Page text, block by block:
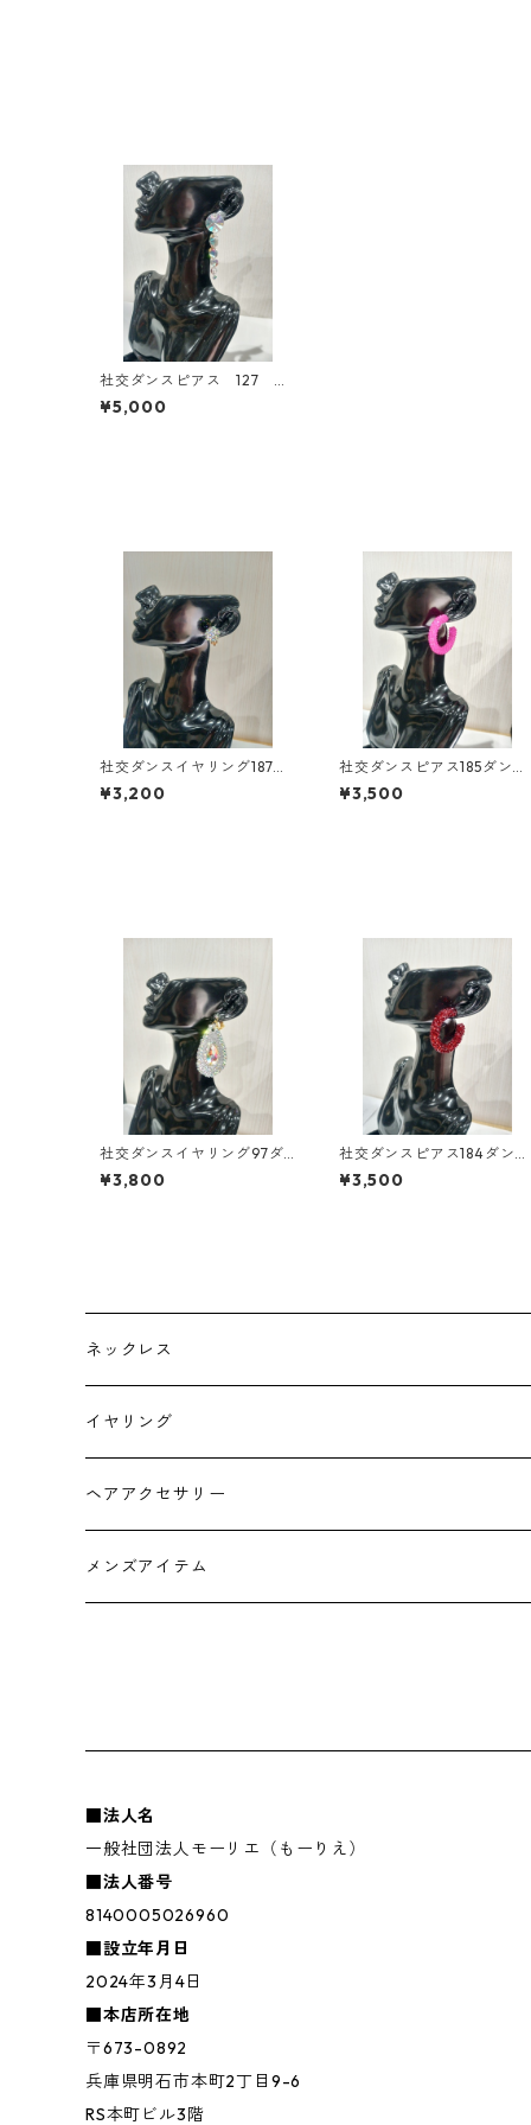
社交ダンスピアス 127 ダ
ンスアクセサリー ベリー
ダンス ブライダルアクセ
¥5,000
社交ダンスイヤリング187ダ
ンスアクセサリーベリーダ
ンスブライダルアクセサリ
¥3,200
社交ダンスピアス185ダンス
アクセサリーベリーダンス
ブライダルアクセサリー
¥3,500
社交ダンスイヤリング97ダ
ンスアクセサリーベリーダ
ンスブライダルアクセサリ
¥3,800
社交ダンスピアス184ダンス
アクセサリーベリーダンス
ブライダルアクセサリー
¥3,500
ネックレス
チョーカー
イヤリング
ヘアアクセサリー
メンズアイテム
■法人名
一般社団法人モーリエ（もーりえ）
■法人番号
8140005026960
■設立年月日
2024年3月4日
■本店所在地
〒673-0892
兵庫県明石市本町2丁目9-6
RS本町ビル3階